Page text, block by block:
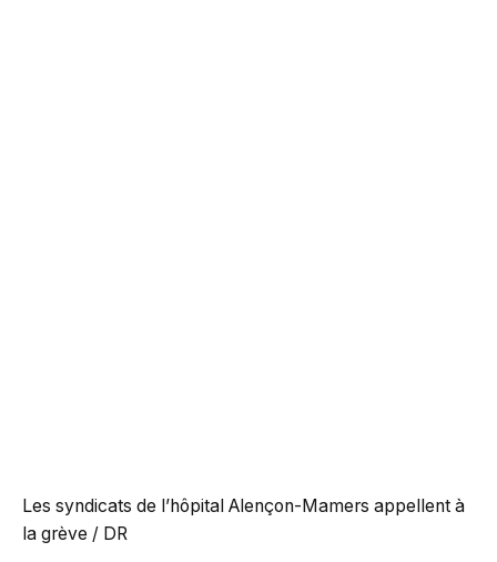
Les syndicats de l’hôpital Alençon-Mamers appellent à
la grève / DR